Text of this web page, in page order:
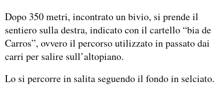
Dopo 350 metri, incontrato un bivio, si prende il
sentiero sulla destra, indicato con il cartello “bia de
Carros”, ovvero il percorso utilizzato in passato dai
carri per salire sull’altopiano.
Lo si percorre in salita seguendo il fondo in selciato.